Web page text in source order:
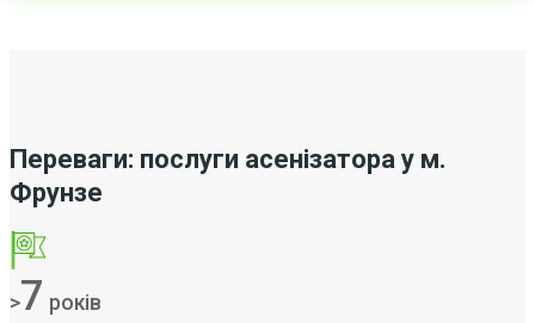
Переваги: послуги асенізатора у м.
Фрунзе
>7 років